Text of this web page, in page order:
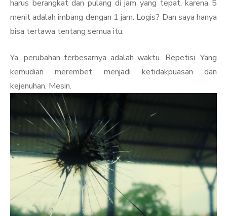
harus berangkat dan pulang di jam yang tepat, karena 5
menit adalah imbang dengan 1 jam. Logis? Dan saya hanya
bisa tertawa tentang semua itu.
Ya, perubahan terbesarnya adalah waktu. Repetisi. Yang
kemudian merembet menjadi ketidakpuasan dan
kejenuhan. Mesin.